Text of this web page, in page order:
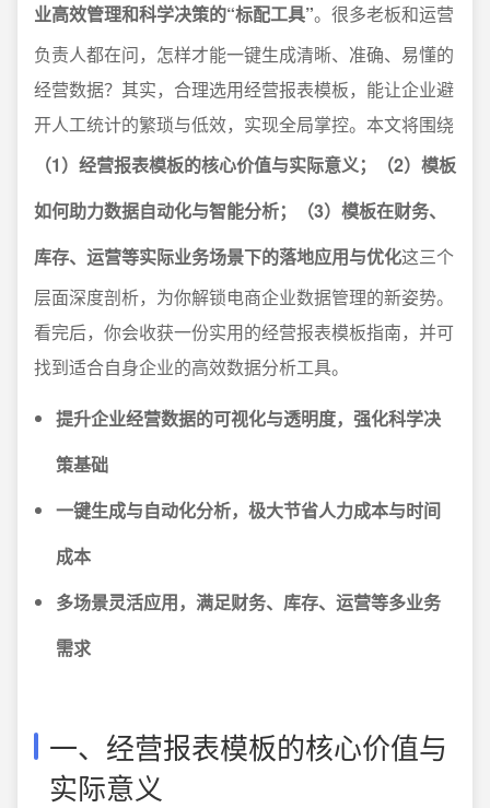
业高效管理和科学决策的“标配工具”。很多老板和运营
负责人都在问，怎样才能一键生成清晰、准确、易懂的
经营数据？其实，合理选用经营报表模板，能让企业避
开人工统计的繁琐与低效，实现全局掌控。本文将围绕
（1）经营报表模板的核心价值与实际意义；（2）模板
如何助力数据自动化与智能分析；（3）模板在财务、
库存、运营等实际业务场景下的落地应用与优化这三个
层面深度剖析，为你解锁电商企业数据管理的新姿势。
看完后，你会收获一份实用的经营报表模板指南，并可
找到适合自身企业的高效数据分析工具。
提升企业经营数据的可视化与透明度，强化科学决
策基础
一键生成与自动化分析，极大节省人力成本与时间
成本
多场景灵活应用，满足财务、库存、运营等多业务
需求
一、经营报表模板的核心价值与
实际意义